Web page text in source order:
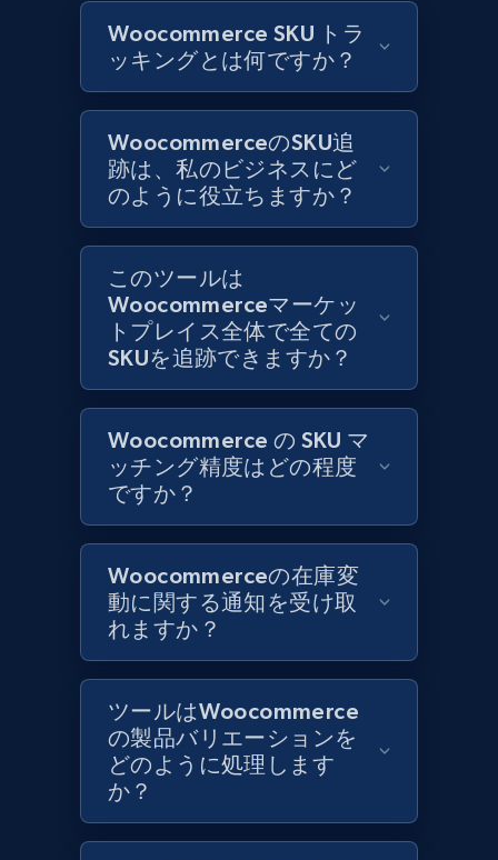
Zara - Products
Category id, Product id, Product name, Price,
Currency, Colour code, Colour, Description, and
1.2K+ 208+ 今すぐ始める
Zara - Products - discovery by category url
Category id, Product id, Product name, Price,
Currency, Colour code, Colour, Description, and
more.
1.2K+ 208+ 今すぐ始める
Best Buy products
URL, Product id, Title, Images, Final price,
Currency, Discount, Initial price, and more.
1.1K+ 149+ 今すぐ始める
Best Buy products - Collect data on
products using specified keywords
Woocommerce SKU トラ
ッキングとは何ですか？
WoocommerceのSKU追
跡は、私のビジネスにど
のように役立ちますか？
このツールは
Woocommerceマーケッ
トプレイス全体で全ての
SKUを追跡できますか？
Woocommerce の SKU マ
ッチング精度はどの程度
ですか？
Woocommerceの在庫変
動に関する通知を受け取
れますか？
ツールはWoocommerce
の製品バリエーションを
どのように処理します
か？